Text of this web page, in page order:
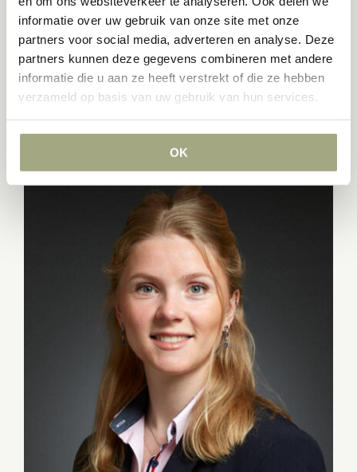
informatie over uw gebruik van onze site met onze
partners voor social media, adverteren en analyse. Deze
partners kunnen deze gegevens combineren met andere
informatie die u aan ze heeft verstrekt of die ze hebben
verzameld op basis van uw gebruik van hun services.
OK
Advocaat
+31 (0)10 209 27 77
+31 (0)6 83 44 03 65
janssen@lvh-advocaten.nl
(meer…)